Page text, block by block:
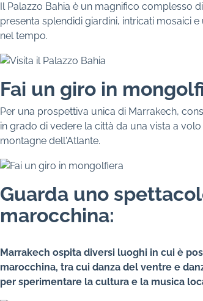
Il Palazzo Bahia è un magnifico complesso
presenta splendidi giardini, intricati mosaici
nel tempo.
Fai un giro in
Per una prospettiva unica di Marrakech,
in grado di vedere la città da una vista a
montagne dell'Atlante.
Guarda uno
marocchina:
Marrakech ospita diversi luoghi in cui è
marocchina, tra cui danza del ventre e
per sperimentare la cultura e la musica